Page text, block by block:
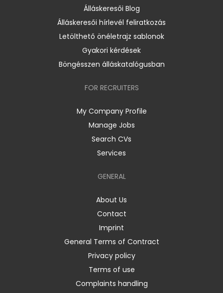
Álláskeresői Blog
Álláskeresői hírlevél feliratkozás
Letölthető önéletrajz sablonok
Gyakori kérdések
Böngésszen álláskatalógusban
FOR RECRUITERS
My Company Profile
Manage Jobs
Search CVs
Services
GENERAL
About Us
Contact
Imprint
General Terms of Contract
Privacy policy
Terms of use
Complaints handling